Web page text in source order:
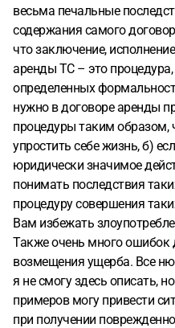
весьма печальные
содержания самого
что заключение,
аренды ТС – это
определенных
нужно в договоре аренды
процедуры таким
упростить себе жизнь, б)
юридически значимое
понимать последствия
процедуру совершения
Вам избежать
Также очень много ошибок
возмещения ущерба. Все
я не смогу здесь описать,
примеров могу привести
при получении